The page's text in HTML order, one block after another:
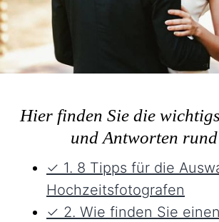
Hier finden Sie die
und Antworten
✓ 1. 8 Tipps für die
Hochzeitsfotografen
✓ 2. Wie finden Sie einen